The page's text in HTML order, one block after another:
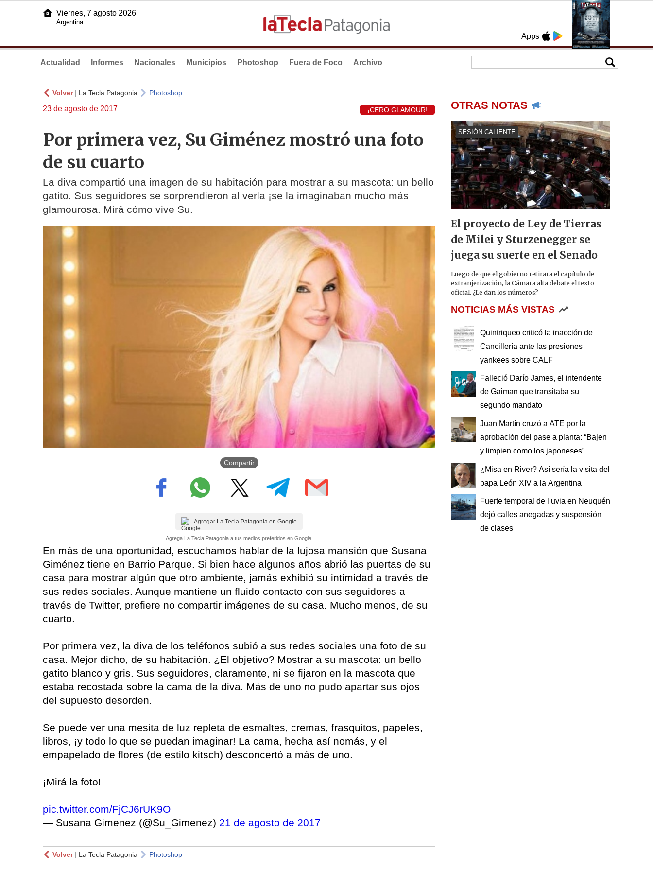
Apps
Viernes, 7 agosto 2026
Argentina
Actualidad Informes Nacionales Municipios Photoshop Fuera de Foco Archivo
Volver| La Tecla Patagonia Photoshop
23 de agosto de 2017 ¡CERO GLAMOUR!
Por primera vez, Su Giménez mostró una foto
de su cuarto
La diva compartió una imagen de su habitación para mostrar a su mascota: un bello
gatito. Sus seguidores se sorprendieron al verla ¡se la imaginaban mucho más
glamourosa. Mirá cómo vive Su.
Compartir
Agregar La Tecla Patagonia en Google
Agrega La Tecla Patagonia a tus medios preferidos en Google.
En más de una oportunidad, escuchamos hablar de la lujosa mansión que Susana
Giménez tiene en Barrio Parque. Si bien hace algunos años abrió las puertas de su
casa para mostrar algún que otro ambiente, jamás exhibió su intimidad a través de
sus redes sociales. Aunque mantiene un fluido contacto con sus seguidores a
través de Twitter, prefiere no compartir imágenes de su casa. Mucho menos, de su
cuarto.
Por primera vez, la diva de los teléfonos subió a sus redes sociales una foto de su
casa. Mejor dicho, de su habitación. ¿El objetivo? Mostrar a su mascota: un bello
gatito blanco y gris. Sus seguidores, claramente, ni se fijaron en la mascota que
estaba recostada sobre la cama de la diva. Más de uno no pudo apartar sus ojos
del supuesto desorden.
Se puede ver una mesita de luz repleta de esmaltes, cremas, frasquitos, papeles,
libros, ¡y todo lo que se puedan imaginar! La cama, hecha así nomás, y el
empapelado de flores (de estilo kitsch) desconcertó a más de uno.
¡Mirá la foto!
pic.twitter.com/FjCJ6rUK9O
— Susana Gimenez (@Su_Gimenez) 21 de agosto de 2017
Volver| La Tecla Patagonia Photoshop
OTRAS NOTAS
SESIÓN CALIENTE
El proyecto de Ley de Tierras
de Milei y Sturzenegger se
juega su suerte en el Senado
Luego de que el gobierno retirara el capítulo de
extranjerización, la Cámara alta debate el texto
oficial. ¿Le dan los números?
NOTICIAS MÁS VISTAS
Quintriqueo criticó la inacción de
Cancillería ante las presiones
yankees sobre CALF
Falleció Darío James, el intendente
de Gaiman que transitaba su
segundo mandato
Juan Martín cruzó a ATE por la
aprobación del pase a planta: “Bajen
y limpien como los japoneses”
¿Misa en River? Así sería la visita del
papa León XIV a la Argentina
Fuerte temporal de lluvia en Neuquén
dejó calles anegadas y suspensión
de clases